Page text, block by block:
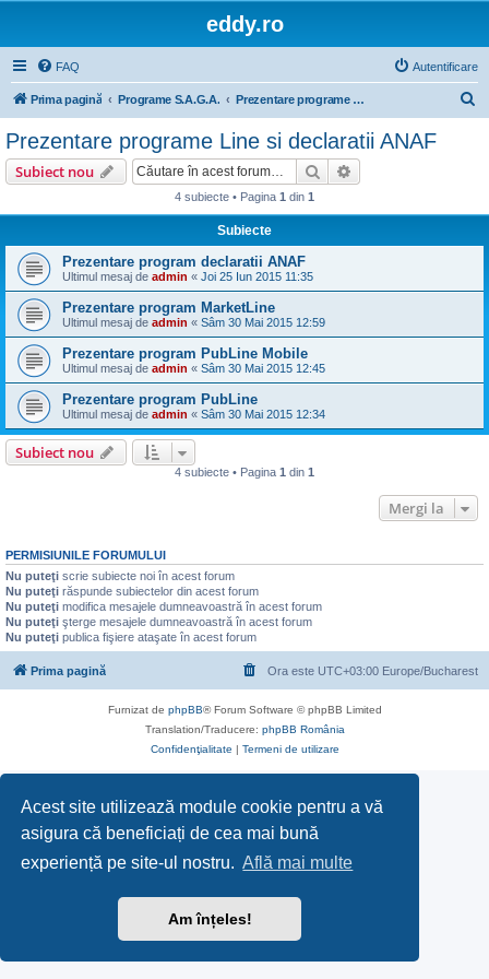
Acest site utilizează module cookie pentru a vă
asigura că beneficiați de cea mai bună
experiență pe site-ul nostru. Află mai multe
Am înțeles!
eddy.ro
FAQ Autentificare
Prima pagină Programe S.A.G.A. Prezentare programe Line si declaratii ANAF
Prezentare programe Line si declaratii ANAF
Subiect nou Căutare
4 subiecte • Pagina 1 din 1
Subiecte
Prezentare program declaratii ANAF
Ultimul mesaj de admin « Joi 25 Iun 2015 11:35
Prezentare program MarketLine
Ultimul mesaj de admin « Sâm 30 Mai 2015 12:59
Prezentare program PubLine Mobile
Ultimul mesaj de admin « Sâm 30 Mai 2015 12:45
Prezentare program PubLine
Ultimul mesaj de admin « Sâm 30 Mai 2015 12:34
Subiect nou
4 subiecte • Pagina 1 din 1
Mergi la
PERMISIUNILE FORUMULUI
Nu puteţi scrie subiecte noi în acest forum
Nu puteţi răspunde subiectelor din acest forum
Nu puteţi modifica mesajele dumneavoastră în acest forum
Nu puteţi şterge mesajele dumneavoastră în acest forum
Nu puteţi publica fişiere ataşate în acest forum
Prima pagină Ora este UTC+03:00 Europe/Bucharest
Furnizat de phpBB® Forum Software © phpBB Limited
Translation/Traducere: phpBB România
Confidenţialitate | Termeni de utilizare